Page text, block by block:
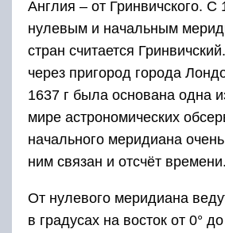
Англия – от Гринвичского. С
нулевым и начальным
стран считается
через пригород города
1637 г была основана одна
мире астрономических
начального меридиана
ним связан и отсчёт времени.
От нулевого меридиана
в градусах на восток от 0°